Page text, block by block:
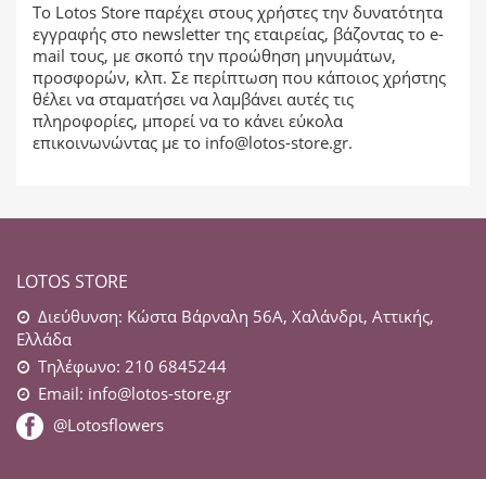
Το Lotos Store παρέχει στους χρήστες την δυνατότητα
εγγραφής στο newsletter της εταιρείας, βάζοντας το e-
mail τους, με σκοπό την προώθηση μηνυμάτων,
προσφορών, κλπ. Σε περίπτωση που κάποιος χρήστης
θέλει να σταματήσει να λαμβάνει αυτές τις
πληροφορίες, μπορεί να το κάνει εύκολα
επικοινωνώντας με το info@lotos-store.gr.
LOTOS STORE
Διεύθυνση: Κώστα Βάρναλη 56Α, Χαλάνδρι, Αττικής,
Ελλάδα
Τηλέφωνο: 210 6845244
Email: info@lotos-store.gr
@Lotosflowers